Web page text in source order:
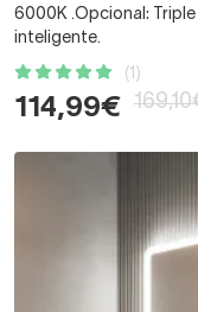
6000K .Opcional:
inteligente.
(1)
114,99€